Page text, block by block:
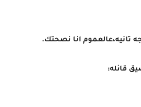
تانيه،عالعموم انا نصحتك.
قائله: